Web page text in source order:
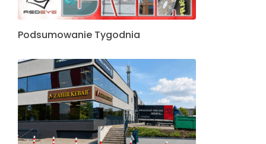
Podsumowanie Tygodnia